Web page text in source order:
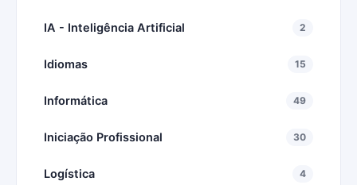
IA - Inteligência Artificial 2
Idiomas 15
Informática 49
Iniciação Profissional 30
Logística 4